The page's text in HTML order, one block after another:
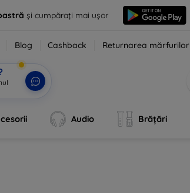
și cumpărați mai ușor
Blog Cashback Returnarea mărfurilor
Audio Brățări